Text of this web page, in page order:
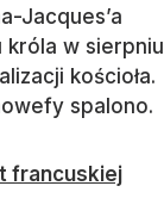
Jacques’a
króla w sierpniu
kościoła.
spalono.
francuskiej